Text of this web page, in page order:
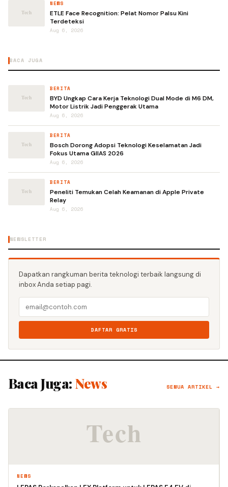
NEWS
ETLE Face Recognition: Pelat Nomor Palsu Kini
Terdeteksi
Aug 6, 2026
BACA JUGA
BERITA
BYD Ungkap Cara Kerja Teknologi Dual Mode di M6 DM,
Motor Listrik Jadi Penggerak Utama
Aug 6, 2026
BERITA
Bosch Dorong Adopsi Teknologi Keselamatan Jadi
Fokus Utama GIIAS 2026
Aug 6, 2026
BERITA
Peneliti Temukan Celah Keamanan di Apple Private
Relay
Aug 6, 2026
NEWSLETTER
Dapatkan rangkuman berita teknologi terbaik langsung di
inbox Anda setiap pagi.
DAFTAR GRATIS
Baca Juga: News SEMUA ARTIKEL →
NEWS